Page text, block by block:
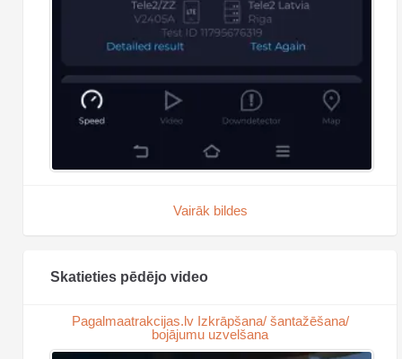
Vairāk bildes
Skatieties pēdējo video
Pagalmaatrakcijas.lv Izkrāpšana/ šantažēšana/
bojājumu uzvelšana